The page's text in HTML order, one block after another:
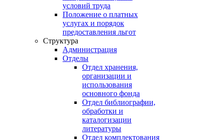
условий труда
Положение о платных
услугах и порядок
предоставления льгот
Структура
Администрация
Отделы
Отдел хранения,
организации и
использования
основного фонда
Отдел библиографии,
обработки и
каталогизации
литературы
Отдел комплектования